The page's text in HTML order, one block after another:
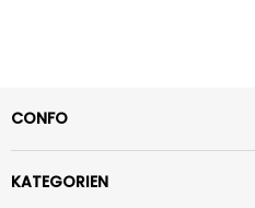
CONFO
KATEGORIEN